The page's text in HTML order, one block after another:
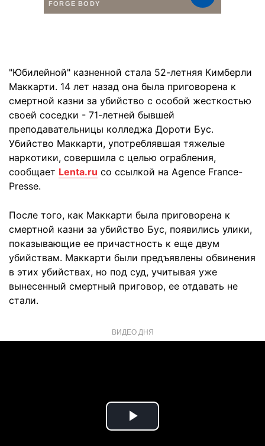
"Юбилейной" казненной стала 52-летняя Кимберли
Маккарти. 14 лет назад она была приговорена к
смертной казни за убийство с особой жесткостью
своей соседки - 71-летней бывшей
преподавательницы колледжа Дороти Бус.
Убийство Маккарти, употреблявшая тяжелые
наркотики, совершила с целью ограбления,
сообщает Lenta.ru со ссылкой на Agence France-
Presse.
После того, как Маккарти была приговорена к
смертной казни за убийство Бус, появились улики,
показывающие ее причастность к еще двум
убийствам. Маккарти были предъявлены обвинения
в этих убийствах, но под суд, учитывая уже
вынесенный смертный приговор, ее отдавать не
стали.
ВИДЕО ДНЯ
Play